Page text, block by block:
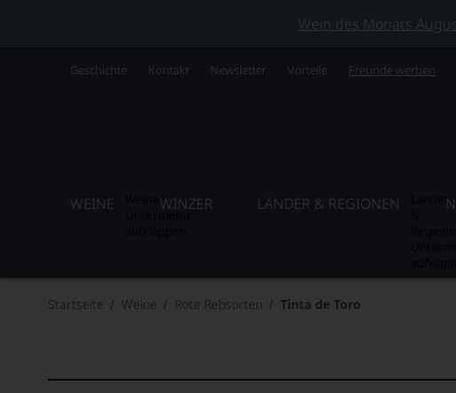
Wein des Monats
Geschichte Kontakt Newsletter Vorteile Freunde werben
WEINE WINZER LÄNDER & REGIONEN
Länder
Startseite Weine Rote Rebsorten Tinta de Toro